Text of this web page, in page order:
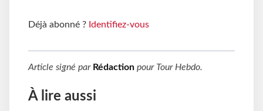
Déjà abonné ? Identifiez-vous
Article signé par Rédaction pour Tour Hebdo.
À lire aussi